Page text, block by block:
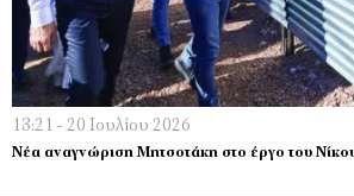
13:21 - 20 Ιουλίου 2026
Νέα αναγνώριση Μητσοτάκη στο έργο του